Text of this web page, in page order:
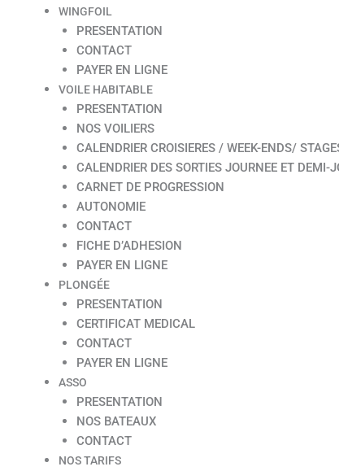
WINGFOIL
PRESENTATION
CONTACT
PAYER EN LIGNE
VOILE HABITABLE
PRESENTATION
NOS VOILIERS
CALENDRIER CROISIERES / WEEK-ENDS/
CALENDRIER DES SORTIES JOURNEE ET DEMI-
CARNET DE PROGRESSION
AUTONOMIE
CONTACT
FICHE D’ADHESION
PAYER EN LIGNE
PLONGÉE
PRESENTATION
CERTIFICAT MEDICAL
CONTACT
PAYER EN LIGNE
ASSO
PRESENTATION
NOS BATEAUX
CONTACT
NOS TARIFS